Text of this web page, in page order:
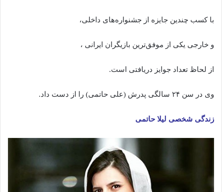
با کسب چندین جایزه از جشنواره‌های داخلی،
و خارجی یکی از موفق‌ترین بازیگران ایرانی ،
از لحاظ تعداد جوایز دریافتی است.
وی در سن ۲۴ سالگی پدرش (علی حاتمی) را از دست داد.
زندگی شخصی لیلا حاتمی